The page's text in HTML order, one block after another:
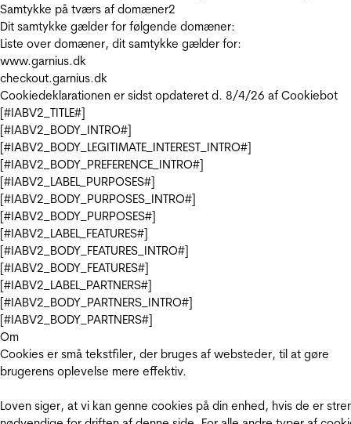
Samtykke på tværs af domæner2
Dit samtykke gælder for følgende domæner:
Liste over domæner, dit samtykke gælder for:
www.garnius.dk
checkout.garnius.dk
Cookiedeklarationen er sidst opdateret d. 8/4/26 af Cookiebot
[#IABV2_TITLE#]
[#IABV2_BODY_INTRO#]
[#IABV2_BODY_LEGITIMATE_INTEREST_INTRO#]
[#IABV2_BODY_PREFERENCE_INTRO#]
[#IABV2_LABEL_PURPOSES#]
[#IABV2_BODY_PURPOSES_INTRO#]
[#IABV2_BODY_PURPOSES#]
[#IABV2_LABEL_FEATURES#]
[#IABV2_BODY_FEATURES_INTRO#]
[#IABV2_BODY_FEATURES#]
[#IABV2_LABEL_PARTNERS#]
[#IABV2_BODY_PARTNERS_INTRO#]
[#IABV2_BODY_PARTNERS#]
Om
Cookies er små tekstfiler, der bruges af websteder, til at gøre
brugerens oplevelse mere effektiv.
Loven siger, at vi kan genne cookies på din enhed, hvis de er